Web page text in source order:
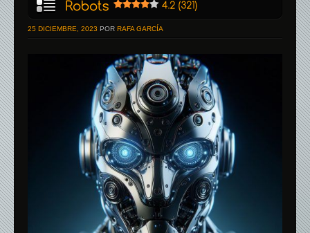
25 DICIEMBRE, 2023 POR RAFA GARCÍA